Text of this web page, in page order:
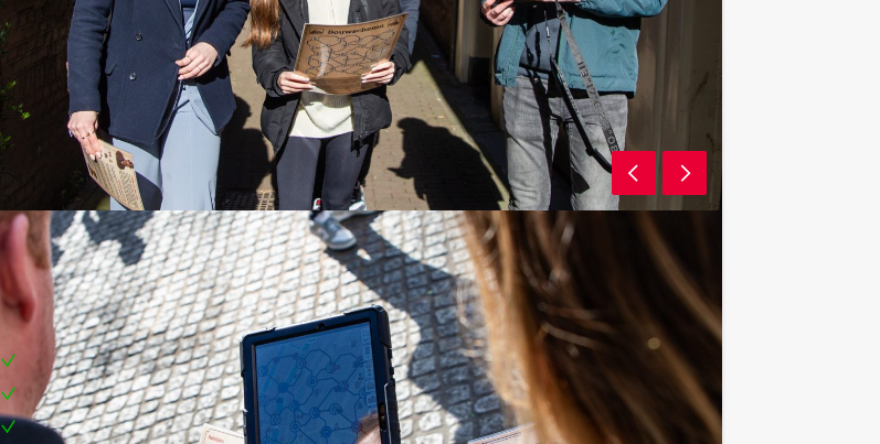
Inclusief:
Heerlijke lunch
Enthousiaste begeleiding
GPS Tablets en portofoons